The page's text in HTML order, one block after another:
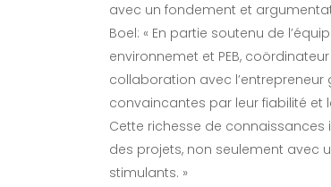
avec un fondement et
Boel: « En partie soutenu de
environnemet et PEB,
collaboration avec
convaincantes par leur fiabilité et
Cette richesse de connaissances
des projets, non seulement avec
stimulants. »